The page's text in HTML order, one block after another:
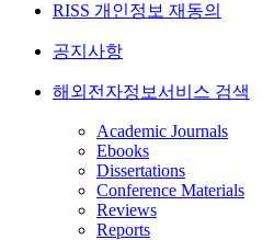
RISS 개인정보 재동의
공지사항
해외전자정보서비스 검색
Academic Journals
Ebooks
Dissertations
Conference Materials
Reviews
Reports